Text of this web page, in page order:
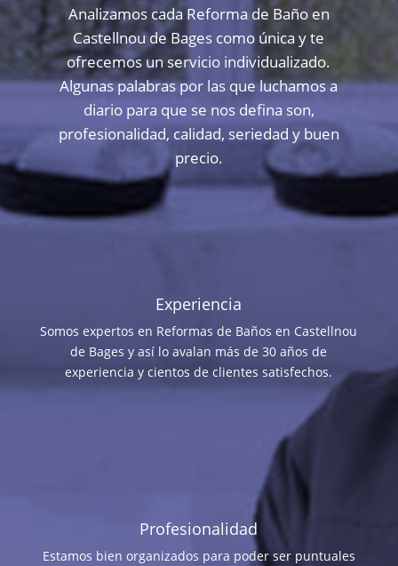
Analizamos cada Reforma de Baño en
Castellnou de Bages como única y te
ofrecemos un servicio individualizado.
Algunas palabras por las que luchamos a
diario para que se nos defina son,
profesionalidad, calidad, seriedad y buen
precio.
Experiencia
Somos expertos en Reformas de Baños en Castellnou
de Bages y así lo avalan más de 30 años de
experiencia y cientos de clientes satisfechos.
Profesionalidad
Estamos bien organizados para poder ser puntuales